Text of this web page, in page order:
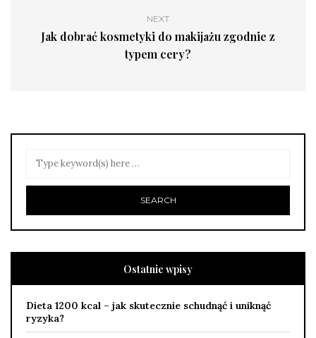
NEXT
Jak dobrać kosmetyki do makijażu zgodnie z
typem cery?
Ostatnie wpisy
Dieta 1200 kcal – jak skutecznie schudnąć i uniknąć
ryzyka?